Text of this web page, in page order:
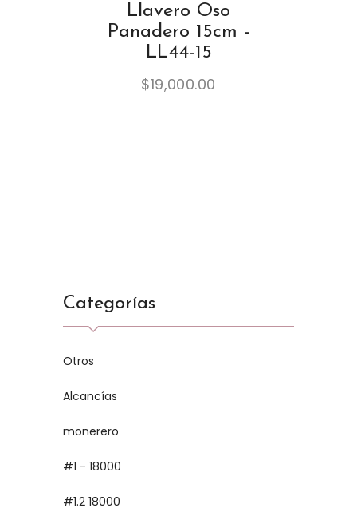
Llavero Oso
Panadero 15cm -
LL44-15
$19,000.00
Categorías
Otros
Alcancías
monerero
#1 - 18000
#1.2 18000